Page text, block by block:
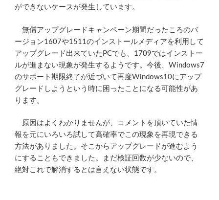
ができないケースが発生しています。
無償アップグレードキャンペーン期間だったころのバ
ージョン1607や1511のインストールメディアを利用して
アップグレード出来ていたPCでも、1709ではインストー
ルが進まない現象が発生するようです。今後、Windows7
のサポート期限終了が近づいて再度Windows10にアップ
グレードしようという時に困ったことになる可能性があ
ります。
原因はよくわかりませんが、コメントを頂いていた情
報を元にいろいろ試して高確率でこの現象を再現できる
方法がありました。そこからアップグレードが進むよう
にすることもできました。まだ検証回数が少ないので、
絶対これで解消するとは言えない状態です。